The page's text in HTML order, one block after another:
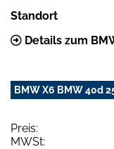
Standort
Details zum
BMW X6 BMW 40d
Preis:
MWSt: